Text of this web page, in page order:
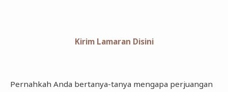
Kirim Lamaran Disini
Pernahkah Anda bertanya-tanya mengapa perjuangan